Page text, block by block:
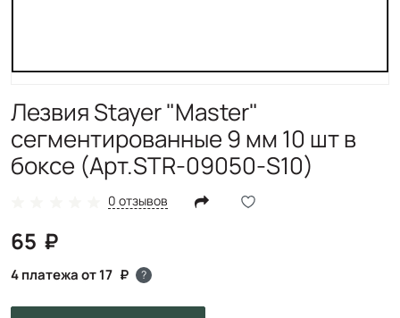
Лезвия Stayer "Master"
сегментированные 9 мм 10 шт в
боксе (Арт.STR-09050-S10)
0 отзывов
65
4 платежа от 17 ?